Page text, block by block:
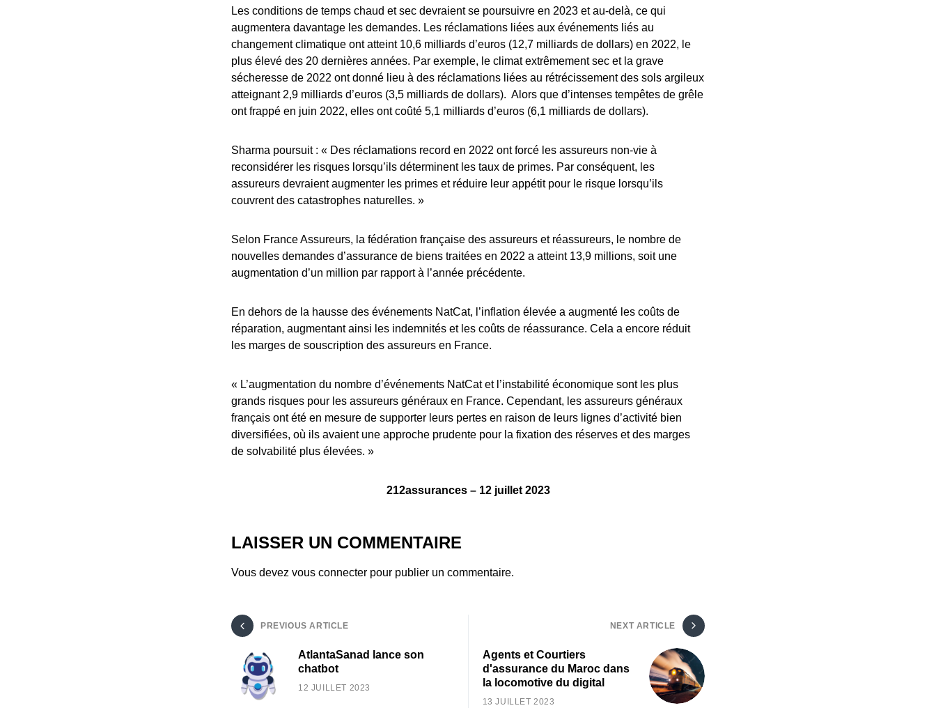
Les conditions de temps chaud et sec devraient se poursuivre en 2023 et au-delà, ce qui
augmentera davantage les demandes. Les réclamations liées aux événements liés au
changement climatique ont atteint 10,6 milliards d’euros (12,7 milliards de dollars) en 2022, le
plus élevé des 20 dernières années. Par exemple, le climat extrêmement sec et la grave
sécheresse de 2022 ont donné lieu à des réclamations liées au rétrécissement des sols argileux
atteignant 2,9 milliards d’euros (3,5 milliards de dollars). Alors que d’intenses tempêtes de grêle
ont frappé en juin 2022, elles ont coûté 5,1 milliards d’euros (6,1 milliards de dollars).
Sharma poursuit : « Des réclamations record en 2022 ont forcé les assureurs non-vie à
reconsidérer les risques lorsqu’ils déterminent les taux de primes. Par conséquent, les
assureurs devraient augmenter les primes et réduire leur appétit pour le risque lorsqu’ils
couvrent des catastrophes naturelles. »
Selon France Assureurs, la fédération française des assureurs et réassureurs, le nombre de
nouvelles demandes d’assurance de biens traitées en 2022 a atteint 13,9 millions, soit une
augmentation d’un million par rapport à l’année précédente.
En dehors de la hausse des événements NatCat, l’inflation élevée a augmenté les coûts de
réparation, augmentant ainsi les indemnités et les coûts de réassurance. Cela a encore réduit
les marges de souscription des assureurs en France.
« L’augmentation du nombre d’événements NatCat et l’instabilité économique sont les plus
grands risques pour les assureurs généraux en France. Cependant, les assureurs généraux
français ont été en mesure de supporter leurs pertes en raison de leurs lignes d’activité bien
diversifiées, où ils avaient une approche prudente pour la fixation des réserves et des marges
de solvabilité plus élevées. »
212assurances – 12 juillet 2023
LAISSER UN COMMENTAIRE
Vous devez vous connecter pour publier un commentaire.
PREVIOUS ARTICLE
AtlantaSanad lance son
chatbot
12 JUILLET 2023
NEXT ARTICLE
Agents et Courtiers
d'assurance du Maroc dans
la locomotive du digital
13 JUILLET 2023